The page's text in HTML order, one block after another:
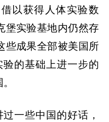
以获得人体实验数
堡实验基地内仍然存
些成果全部被美国所
验的基础上进一步的
一些中国的好话，